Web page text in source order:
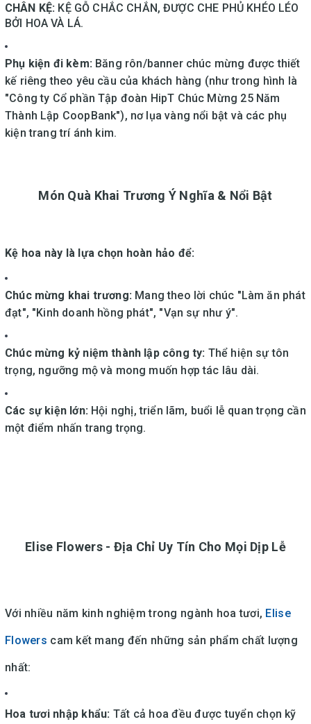
CHÂN KỆ: KỆ GỖ CHẮC CHẮN, ĐƯỢC CHE PHỦ KHÉO LÉO
BỞI HOA VÀ LÁ.
Phụ kiện đi kèm: Băng rôn/banner chúc mừng được thiết
kế riêng theo yêu cầu của khách hàng (như trong hình là
"Công ty Cổ phần Tập đoàn HipT Chúc Mừng 25 Năm
Thành Lập CoopBank"), nơ lụa vàng nổi bật và các phụ
kiện trang trí ánh kim.
Món Quà Khai Trương Ý Nghĩa & Nổi Bật
Kệ hoa này là lựa chọn hoàn hảo để:
Chúc mừng khai trương: Mang theo lời chúc "Làm ăn phát
đạt", "Kinh doanh hồng phát", "Vạn sự như ý".
Chúc mừng kỷ niệm thành lập công ty: Thể hiện sự tôn
trọng, ngưỡng mộ và mong muốn hợp tác lâu dài.
Các sự kiện lớn: Hội nghị, triển lãm, buổi lễ quan trọng cần
một điểm nhấn trang trọng.
Elise Flowers - Địa Chỉ Uy Tín Cho Mọi Dịp Lễ
Với nhiều năm kinh nghiệm trong ngành hoa tươi, Elise
Flowers cam kết mang đến những sản phẩm chất lượng
nhất:
Hoa tươi nhập khẩu: Tất cả hoa đều được tuyển chọn kỹ